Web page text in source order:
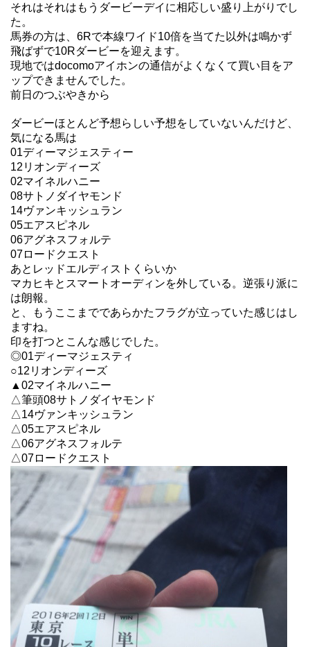
それはそれはもうダービーデイに相応しい盛り上がりでし
た。
馬券の方は、6Rで本線ワイド10倍を当てた以外は鳴かず
飛ばずで10Rダービーを迎えます。
現地ではdocomoアイホンの通信がよくなくて買い目をア
ップできませんでした。
前日のつぶやきから
ダービーほとんど予想らしい予想をしていないんだけど、
気になる馬は
01ディーマジェスティー
12リオンディーズ
02マイネルハニー
08サトノダイヤモンド
14ヴァンキッシュラン
05エアスピネル
06アグネスフォルテ
07ロードクエスト
あとレッドエルディストくらいか
マカヒキとスマートオーディンを外している。逆張り派に
は朗報。
と、もうここまでであらかたフラグが立っていた感じはし
ますね。
印を打つとこんな感じでした。
◎01ディーマジェスティ
○12リオンディーズ
▲02マイネルハニー
△筆頭08サトノダイヤモンド
△14ヴァンキッシュラン
△05エアスピネル
△06アグネスフォルテ
△07ロードクエスト